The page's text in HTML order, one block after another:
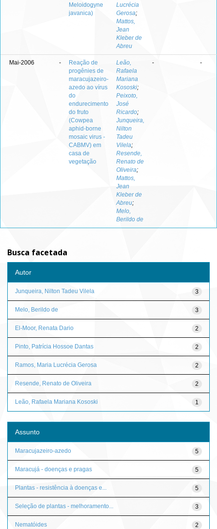
Meloidogyne
javanica)
Lucrécia
Gerosa;
Mattos,
Jean
Kleber de
Abreu
Mai-2006 -
Reação de
progênies de
maracujazeiro-
azedo ao vírus
do
endurecimento
do fruto
(Cowpea
aphid-borne
mosaic virus -
CABMV) em
casa de
vegetação
Leão,
Rafaela
Mariana
Kososki;
Peixoto,
José
Ricardo;
Junqueira,
Nilton
Tadeu
Vilela;
Resende,
Renato de
Oliveira;
Mattos,
Jean
Kleber de
Abreu;
Melo,
Berildo de
- -
Busca facetada
Autor
3
Junqueira, Nilton Tadeu Vilela
3
Melo, Berildo de
2
El-Moor, Renata Dario
2
Pinto, Patrícia Hossoe Dantas
2
Ramos, Maria Lucrécia Gerosa
2
Resende, Renato de Oliveira
1
Leão, Rafaela Mariana Kososki
Assunto
5
Maracujazeiro-azedo
5
Maracujá - doenças e pragas
5
Plantas - resistência à doenças e...
3
Seleção de plantas - melhoramento...
2
Nematóides